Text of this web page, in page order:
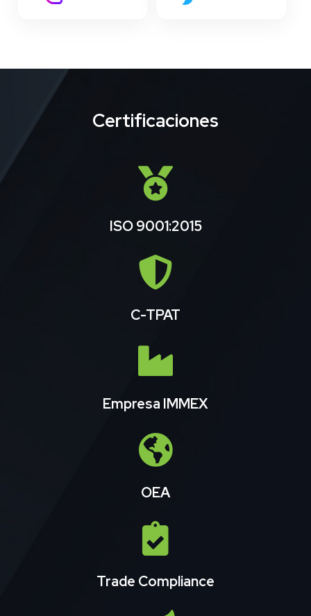
Certificaciones
ISO 9001:2015
C-TPAT
Empresa IMMEX
OEA
Trade Compliance